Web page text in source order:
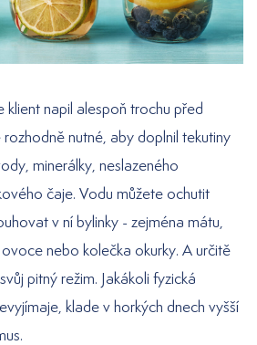
klient napil alespoň trochu před
nutné, aby doplnil tekutiny
minerálky, neslazeného
čaje. Vodu můžete ochutit
v ní bylinky - zejména mátu,
nebo kolečka okurky. A určitě
pitný režim. Jakákoli fyzická
klade v horkých dnech vyšší